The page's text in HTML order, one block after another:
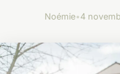
Noémie•4